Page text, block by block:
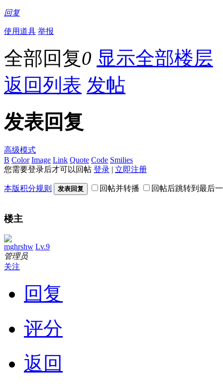
回复
使用道具 举报
全部回复0 显示全部楼层
返回列表 发帖
发表回复
高级模式
B Color Image Link Quote Code Smilies
您需要登录后才可以回帖 登录 | 立即注册
本版积分规则 发表回复 回帖并转播 回帖后跳转到最后
楼主
mghrshw Lv.9
管理员
关注
回复
评分
返回